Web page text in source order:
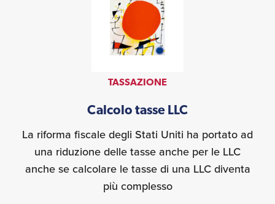
TASSAZIONE
Calcolo tasse LLC
La riforma fiscale degli Stati Uniti ha portato ad
una riduzione delle tasse anche per le LLC
anche se calcolare le tasse di una LLC diventa
più complesso